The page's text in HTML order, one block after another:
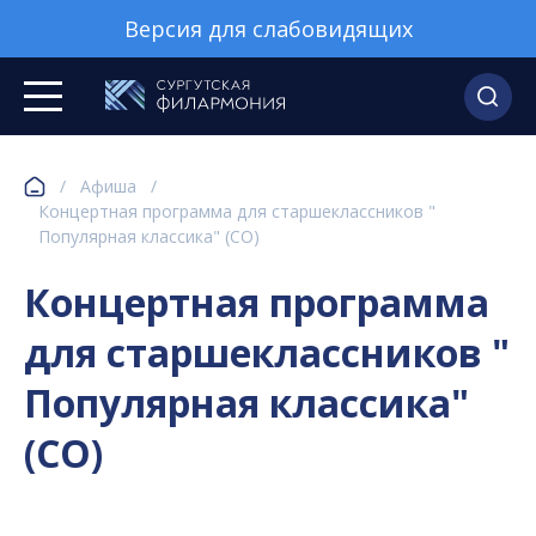
Версия для слабовидящих
/ Афиша
/
Концертная программа для старшеклассников "
Популярная классика" (СО)
Концертная программа
для старшеклассников "
Популярная классика"
(СО)